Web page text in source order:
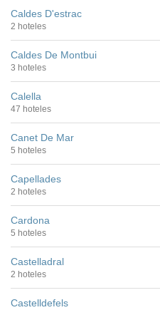
Caldes D'estrac
2 hoteles
Caldes De Montbui
3 hoteles
Calella
47 hoteles
Canet De Mar
5 hoteles
Capellades
2 hoteles
Cardona
5 hoteles
Castelladral
2 hoteles
Castelldefels